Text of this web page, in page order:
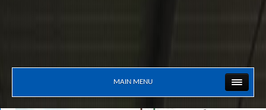
MAIN MENU